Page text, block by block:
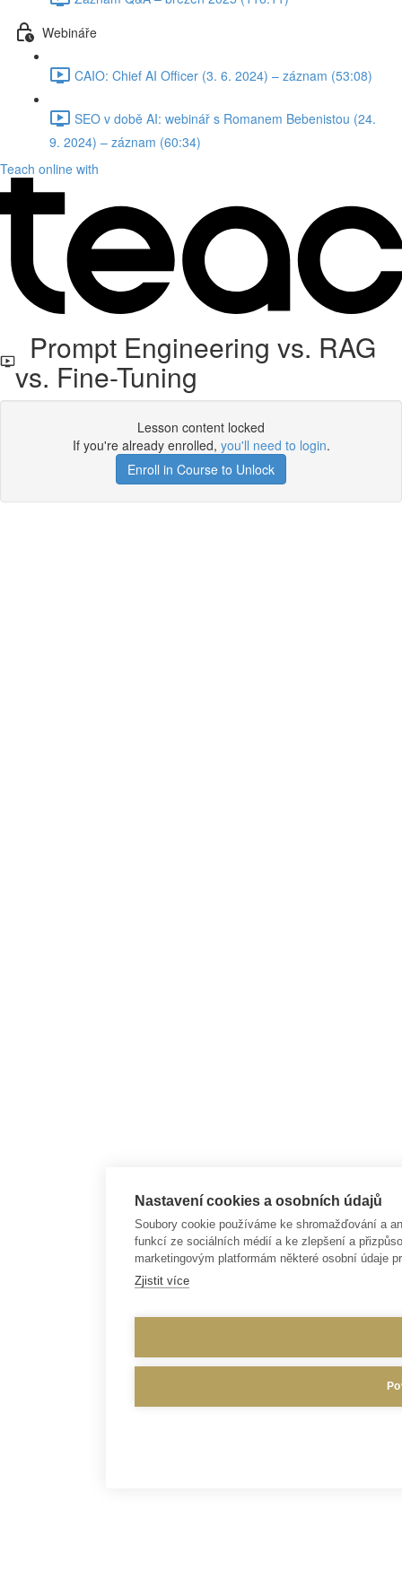
Webináře
CAIO: Chief AI Officer (3. 6. 2024) – záznam (53:08)
SEO v době AI: webinář s Romanem Bebenistou (24.
9. 2024) – záznam (60:34)
Teach online with
Prompt Engineering vs. RAG
vs. Fine-Tuning
Lesson content locked
If you're already enrolled, you'll need to login.
Enroll in Course to Unlock
Nastavení cookies a osobních údajů
Soubory cookie používáme ke shromažďování a
funkcí ze sociálních médií a ke zlepšení a
marketingovým platformám některé osobní údaje
Zjistit více